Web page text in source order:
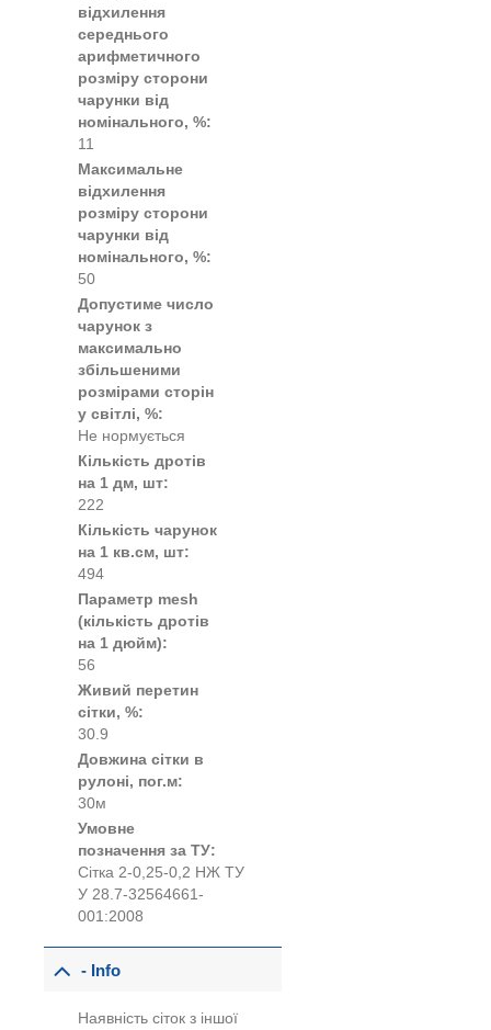
відхилення
середнього
арифметичного
розміру сторони
чарунки від
номінального, %:
11
Максимальне
відхилення
розміру сторони
чарунки від
номінального, %:
50
Допустиме число
чарунок з
максимально
збільшеними
розмірами сторін
у світлі, %:
Не нормується
Кількість дротів
на 1 дм, шт:
222
Кількість чарунок
на 1 кв.см, шт:
494
Параметр mesh
(кількість дротів
на 1 дюйм):
56
Живий перетин
сітки, %:
30.9
Довжина сітки в
рулоні, пог.м:
30м
Умовне
позначення за ТУ:
Сітка 2-0,25-0,2 НЖ ТУ
У 28.7-32564661-
001:2008
- Info
Наявність сіток з іншої